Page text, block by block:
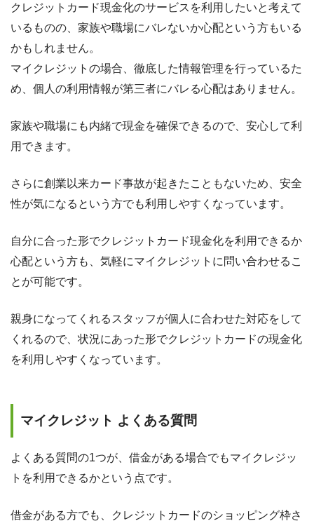
クレジットカード現金化のサービスを利用したいと考えて
いるものの、家族や職場にバレないか心配という方もいる
かもしれません。
マイクレジットの場合、徹底した情報管理を行っているた
め、個人の利用情報が第三者にバレる心配はありません。
家族や職場にも内緒で現金を確保できるので、安心して利
用できます。
さらに創業以来カード事故が起きたこともないため、安全
性が気になるという方でも利用しやすくなっています。
自分に合った形でクレジットカード現金化を利用できるか
心配という方も、気軽にマイクレジットに問い合わせるこ
とが可能です。
親身になってくれるスタッフが個人に合わせた対応をして
くれるので、状況にあった形でクレジットカードの現金化
を利用しやすくなっています。
マイクレジット よくある質問
よくある質問の1つが、借金がある場合でもマイクレジッ
トを利用できるかという点です。
借金がある方でも、クレジットカードのショッピング枠さ